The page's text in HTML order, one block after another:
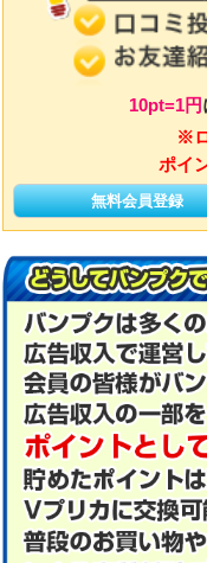
10pt=1円
※
ポイ
無料会員登録